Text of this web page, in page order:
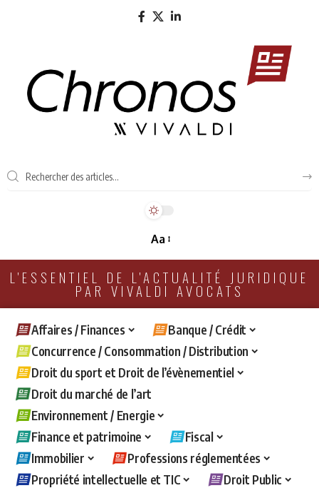
Aa
L'ESSENTIEL DE L'ACTUALITÉ JURIDIQUE
PAR VIVALDI AVOCATS
Affaires / Finances
Banque / Crédit
Concurrence / Consommation / Distribution
Droit du sport et Droit de l’évènementiel
Droit du marché de l’art
Environnement / Energie
Finance et patrimoine
Fiscal
Immobilier
Professions réglementées
Propriété intellectuelle et TIC
Droit Public